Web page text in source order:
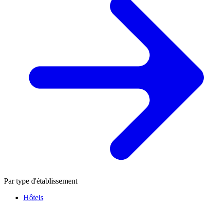
Par type d'établissement
Hôtels